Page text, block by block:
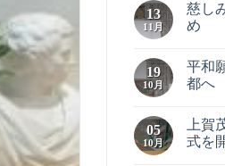
13
11月
慈し
め
19
10月
平和
都へ
05
10月
上賀
式を